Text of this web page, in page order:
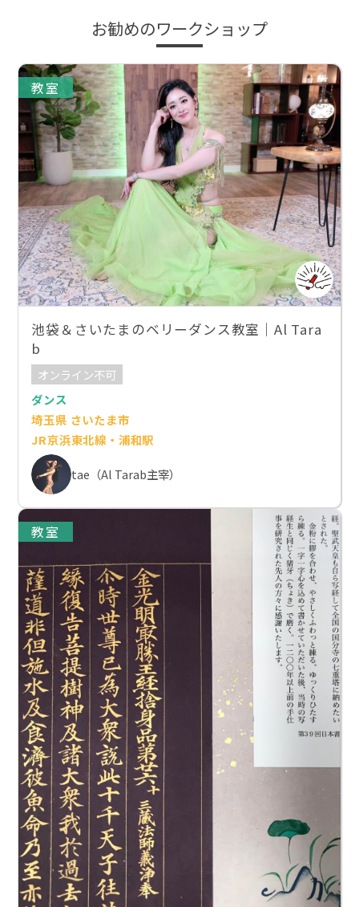
お勧めのワークショップ
教室
池袋＆さいたまのベリーダンス教室｜Al Tara
b
オンライン不可
ダンス
埼玉県 さいたま市
JR京浜東北線・浦和駅
tae（Al Tarab主宰）
教室